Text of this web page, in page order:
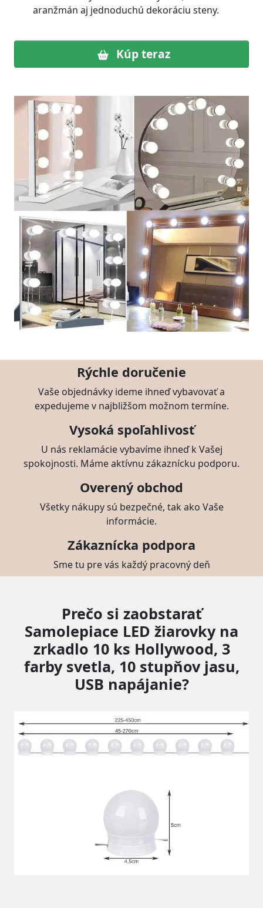
aranžmán aj jednoduchú dekoráciu steny.
Kúp teraz
Rýchle doručenie
Vaše objednávky ideme ihneď vybavovať a
expedujeme v najbližšom možnom termíne.
Vysoká spoľahlivosť
U nás reklamácie vybavíme ihneď k Vašej
spokojnosti. Máme aktívnu zákaznícku podporu.
Overený obchod
Všetky nákupy sú bezpečné, tak ako Vaše
informácie.
Zákaznícka podpora
Sme tu pre vás každý pracovný deň
Prečo si zaobstarať
Samolepiace LED žiarovky na
zrkadlo 10 ks Hollywood, 3
farby svetla, 10 stupňov jasu,
USB napájanie?